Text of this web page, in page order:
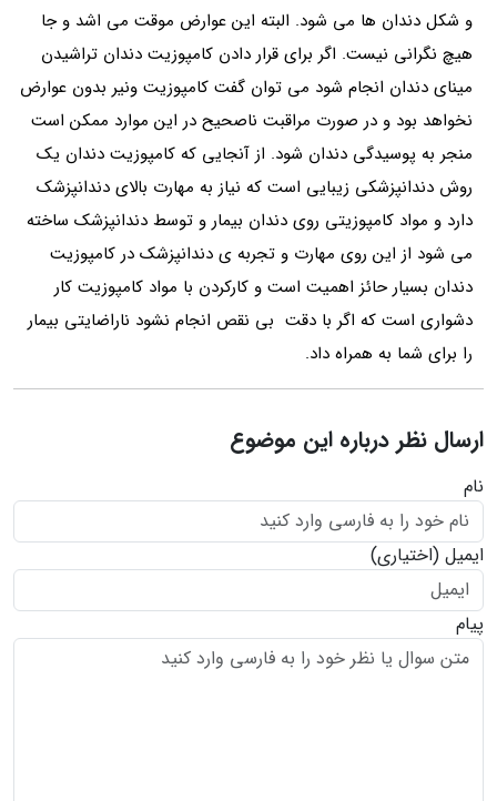
و شکل دندان ها می شود. البته این عوارض موقت می اشد و جا
هیچ نگرانی نیست. اگر برای قرار دادن کامپوزیت دندان تراشیدن
مینای دندان انجام شود می توان گفت کامپوزیت ونیر بدون عوارض
نخواهد بود و در صورت مراقبت ناصحیح در این موارد ممکن است
منجر به پوسیدگی دندان شود. از آنجایی که کامپوزیت دندان یک
روش دندانپزشکی زیبایی است که نیاز به مهارت بالای دندانپزشک
دارد و مواد کامپوزیتی روی دندان بیمار و توسط دندانپزشک ساخته
می شود از این روی مهارت و تجربه ی دندانپزشک در کامپوزیت
دندان بسیار حائز اهمیت است و کارکردن با مواد کامپوزیت کار
دشواری است که اگر با دقت بی نقص انجام نشود ناراضایتی بیمار
را برای شما به همراه داد.
ارسال نظر درباره این موضوع
نام
ایمیل (اختیاری)
پیام